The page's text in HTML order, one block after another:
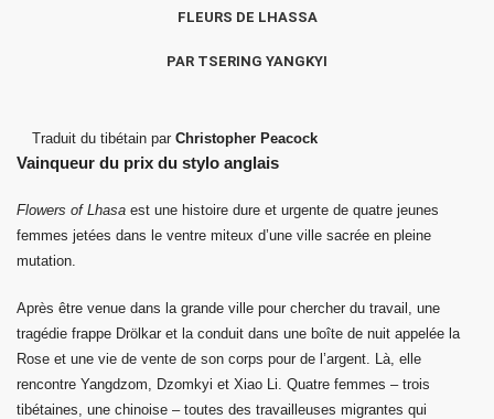
FLEURS DE LHASSA
PAR TSERING YANGKYI
Traduit du tibétain parChristopher Peacock
Vainqueur du prix du stylo anglais
Flowers of Lhasa est une histoire dure et urgente de quatre jeunes
femmes jetées dans le ventre miteux d’une ville sacrée en pleine
mutation.
Après être venue dans la grande ville pour chercher du travail, une
tragédie frappe Drölkar et la conduit dans une boîte de nuit appelée la
Rose et une vie de vente de son corps pour de l’argent. Là, elle
rencontre Yangdzom, Dzomkyi et Xiao Li. Quatre femmes – trois
tibétaines, une chinoise – toutes des travailleuses migrantes qui